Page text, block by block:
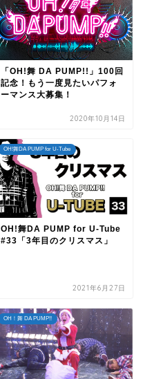
「OH!舞 DA PUMP!!」100回
記念！もう一度見たいパフォ
ーマンス大募集！
2020年10月14日
OH!舞DA PUMP for U-Tube
OH!舞DA PUMP for U-Tube
#33「3年目のクリスマス」
2021年6月27日
OH！舞 DA PUMP!!